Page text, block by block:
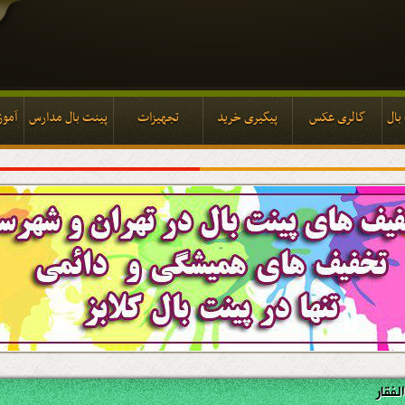
گالری عکس پیگیری خرید تجهیزات پینت بال مدارس